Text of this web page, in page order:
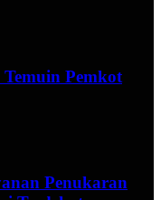
Pemkot
Penukaran